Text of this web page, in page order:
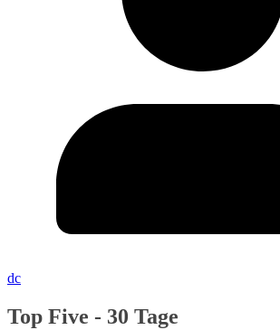
dc
Top Five - 30 Tage